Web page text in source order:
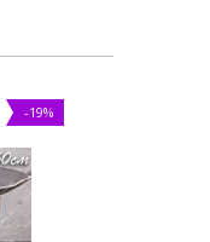
-19%